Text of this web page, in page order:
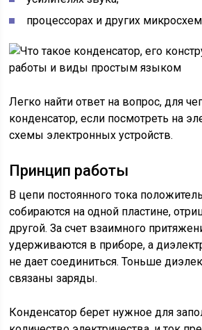
процессорах и других
Легко найти ответ на вопрос, для
конденсатор, если посмотреть на
схемы электронных устройств.
Принцип работы
В цепи постоянного тока
собираются на одной пластине,
другой. За счет взаимного
удерживаются в приборе, а
не дает соединиться. Тоньше
связаны заряды.
Конденсатор берет нужное для